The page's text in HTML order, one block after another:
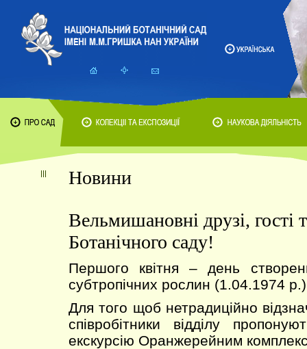
Новини
Вельмишановні друзі, гості
Ботанічного саду!
Першого квітня – день
субтропічних рослин (1.04.1974
Для того щоб нетрадиційно
співробітники відділу
екскурсію Оранжерейним